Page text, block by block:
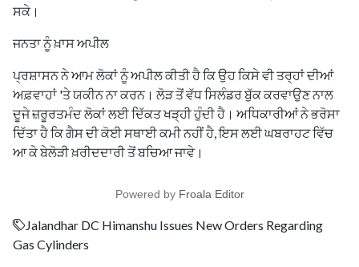
ਸਕੇ।
ਜਨਤਾ ਨੂੰ ਖ਼ਾਸ ਅਪੀਲ
ਪ੍ਰਸ਼ਾਸਨ ਨੇ ਆਮ ਲੋਕਾਂ ਨੂੰ ਅਪੀਲ ਕੀਤੀ ਹੈ ਕਿ ਉਹ ਕਿਸੇ ਵੀ ਤਰ੍ਹਾਂ ਦੀਆਂ
ਅਫ਼ਵਾਹਾਂ 'ਤੇ ਯਕੀਨ ਨਾ ਕਰਨ। ਲੋੜ ਤੋਂ ਵੱਧ ਸਿਲੰਡਰ ਬੁੱਕ ਕਰਵਾਉਣ ਨਾਲ
ਦੂਜੇ ਜ਼ਰੂਰਤਮੰਦ ਲੋਕਾਂ ਲਈ ਦਿੱਕਤ ਖੜ੍ਹੀ ਹੁੰਦੀ ਹੈ। ਅਧਿਕਾਰੀਆਂ ਨੇ ਭਰੋਸਾ
ਦਿੱਤਾ ਹੈ ਕਿ ਗੈਸ ਦੀ ਕੋਈ ਸਥਾਈ ਕਮੀ ਨਹੀਂ ਹੈ, ਇਸ ਲਈ ਘਬਰਾਹਟ ਵਿੱਚ
ਆ ਕੇ ਬੇਲੋੜੀ ਖ਼ਰੀਦਦਾਰੀ ਤੋਂ ਬਚਿਆ ਜਾਵੇ।
Powered by Froala Editor
Jalandhar DC Himanshu Issues New Orders Regarding
Gas Cylinders